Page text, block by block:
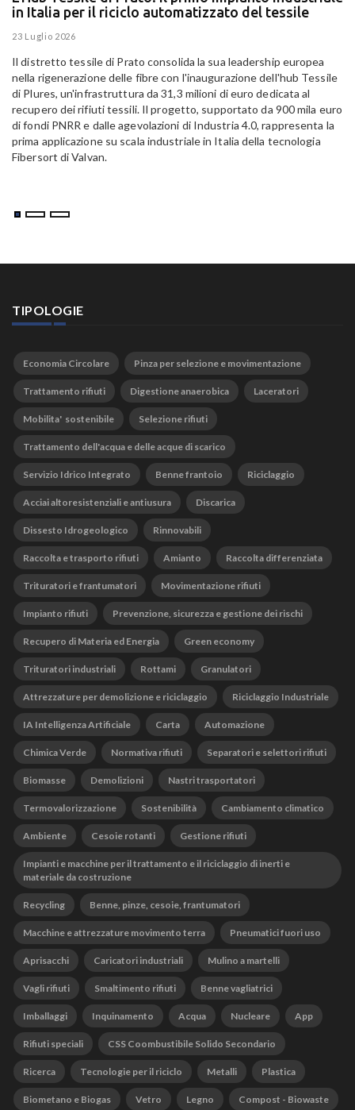
in Italia per il riciclo automatizzato del tessile
23 Luglio 2026
Il distretto tessile di Prato consolida la sua leadership europea
nella rigenerazione delle fibre con l'inaugurazione dell'hub Tessile
di Plures, un'infrastruttura da 31,3 milioni di euro dedicata al
recupero dei rifiuti tessili. Il progetto, supportato da 900 mila euro
di fondi PNRR e dalle agevolazioni di Industria 4.0, rappresenta la
prima applicazione su scala industriale in Italia della tecnologia
Fibersort di Valvan.
TIPOLOGIE
Economia Circolare Pinza per selezione e movimentazione
Trattamento rifiuti Digestione anaerobica Laceratori
Mobilita' sostenibile Selezione rifiuti
Trattamento dell'acqua e delle acque di scarico
Servizio Idrico Integrato Benne frantoio Riciclaggio
Acciai altoresistenziali e antiusura Discarica
Dissesto Idrogeologico Rinnovabili
Raccolta e trasporto rifiuti Amianto Raccolta differenziata
Trituratori e frantumatori Movimentazione rifiuti
Impianto rifiuti Prevenzione, sicurezza e gestione dei rischi
Recupero di Materia ed Energia Green economy
Trituratori industriali Rottami Granulatori
Attrezzature per demolizione e riciclaggio Riciclaggio Industriale
IA Intelligenza Artificiale Carta Automazione
Chimica Verde Normativa rifiuti Separatori e selettori rifiuti
Biomasse Demolizioni Nastri trasportatori
Termovalorizzazione Sostenibilità Cambiamento climatico
Ambiente Cesoie rotanti Gestione rifiuti
Impianti e macchine per il trattamento e il riciclaggio di inerti e
materiale da costruzione
Recycling Benne, pinze, cesoie, frantumatori
Macchine e attrezzature movimento terra Pneumatici fuori uso
Aprisacchi Caricatori industriali Mulino a martelli
Vagli rifiuti Smaltimento rifiuti Benne vagliatrici
Imballaggi Inquinamento Acqua Nucleare App
Rifiuti speciali CSS Coombustibile Solido Secondario
Ricerca Tecnologie per il riciclo Metalli Plastica
Biometano e Biogas Vetro Legno Compost - Biowaste